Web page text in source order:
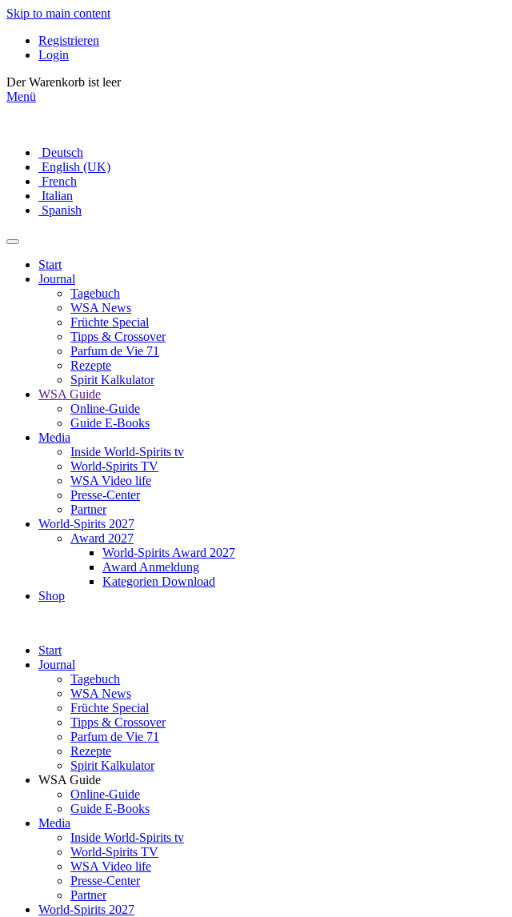
Skip to main content
Registrieren
Login
Der Warenkorb ist leer
Menü
Deutsch
English (UK)
French
Italian
Spanish
Start
Journal
Tagebuch
WSA News
Früchte Special
Tipps & Crossover
Parfum de Vie 71
Rezepte
Spirit Kalkulator
WSA Guide
Online-Guide
Guide E-Books
Media
Inside World-Spirits tv
World-Spirits TV
WSA Video life
Presse-Center
Partner
World-Spirits 2027
Award 2027
World-Spirits Award 2027
Award Anmeldung
Kategorien Download
Shop
Start
Journal
Tagebuch
WSA News
Früchte Special
Tipps & Crossover
Parfum de Vie 71
Rezepte
Spirit Kalkulator
WSA Guide
Online-Guide
Guide E-Books
Media
Inside World-Spirits tv
World-Spirits TV
WSA Video life
Presse-Center
Partner
World-Spirits 2027